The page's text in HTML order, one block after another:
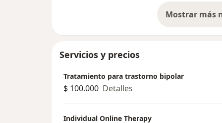
para abordar experiencias
familiar y los cambios emocionales
surgir al vivir en otro país.
El proceso se desarrolla en un
escucha respetuosa, confidencial y
Servicios y precios
Tratamiento para trastorno bipolar
$ 100.000 Detalles
Individual Online Therapy